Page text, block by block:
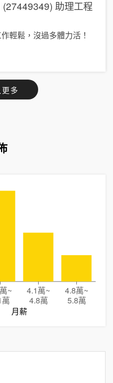
(27449349) 助理工程
輕鬆，沒過多體力活！
多
~
4.1萬~
4.8萬
4.8萬~
5.8萬
月薪